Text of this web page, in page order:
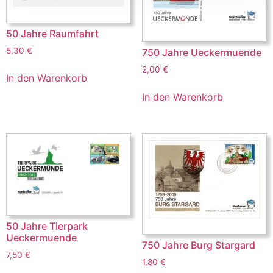
50 Jahre Raumfahrt
5,30 €
In den Warenkorb
750 Jahre Ueckermuende
2,00 €
In den Warenkorb
50 Jahre Tierpark
Ueckermuende
7,50 €
750 Jahre Burg Stargard
1,80 €